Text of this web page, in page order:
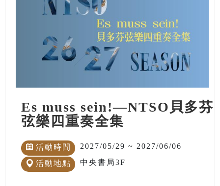
Es muss sein!—NTSO貝多芬
弦樂四重奏全集
活動時間 2027/05/29 ~ 2027/06/06
活動地點 中央書局3F